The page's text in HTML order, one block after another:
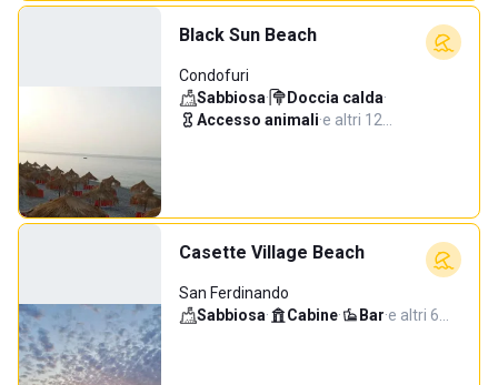
Black Sun Beach
Condofuri
Sabbiosa· Doccia calda·
Accesso animali·e altri 12…
Casette Village Beach
San Ferdinando
Sabbiosa· Cabine· Bar·e altri 6…